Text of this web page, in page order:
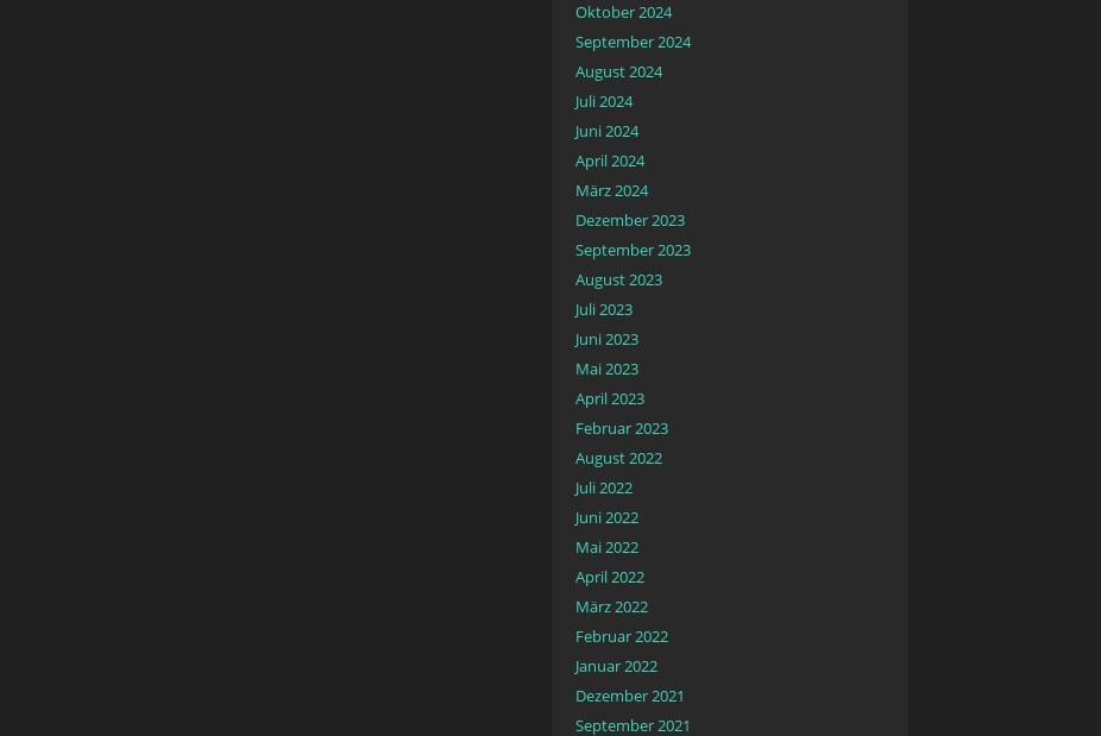
Oktober 2024
September 2024
August 2024
Juli 2024
Juni 2024
April 2024
März 2024
Dezember 2023
September 2023
August 2023
Juli 2023
Juni 2023
Mai 2023
April 2023
Februar 2023
August 2022
Juli 2022
Juni 2022
Mai 2022
April 2022
März 2022
Februar 2022
Januar 2022
Dezember 2021
September 2021